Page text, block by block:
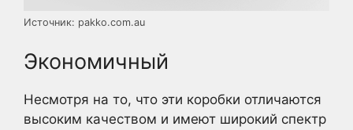
Источник: pakko.com.au
Экономичный
Несмотря на то, что эти коробки отличаются
высоким качеством и имеют широкий спектр